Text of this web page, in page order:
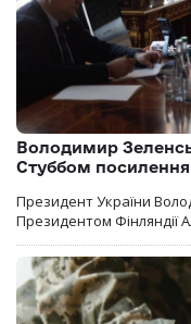
Володимир
Стуббом
Президент України
Президентом Фінляндії